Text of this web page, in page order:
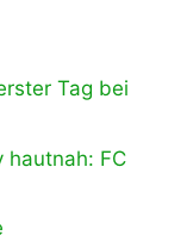
Tag bei
hautnah: FC